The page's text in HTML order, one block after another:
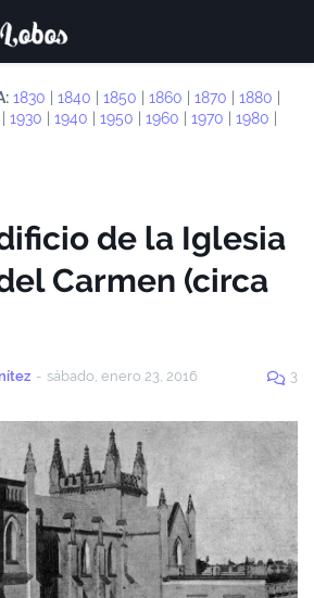
1830 1840 1850 1860 1870 1880
1930 1940 1950 1960 1970 1980
de la Iglesia
Carmen (circa
- sábado, enero 23, 2016 3